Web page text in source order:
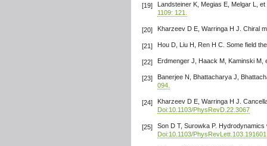
[19]
Landsteiner K, Megias E, Melgar L,
1109: 121.
[20] Kharzeev D E, Warringa H J. Chiral
[21] Hou D, Liu H, Ren H C. Some field
[22] Erdmenger J, Haack M, Kaminski
[23]
Banerjee N, Bhattacharya J,
094.
[24]
Kharzeev D E, Warringa H J.
Doi:10.1103/PhysRevD.22.3067
[25]
Son D T, Surowka P.
Doi:10.1103/PhysRevLett.103.191601